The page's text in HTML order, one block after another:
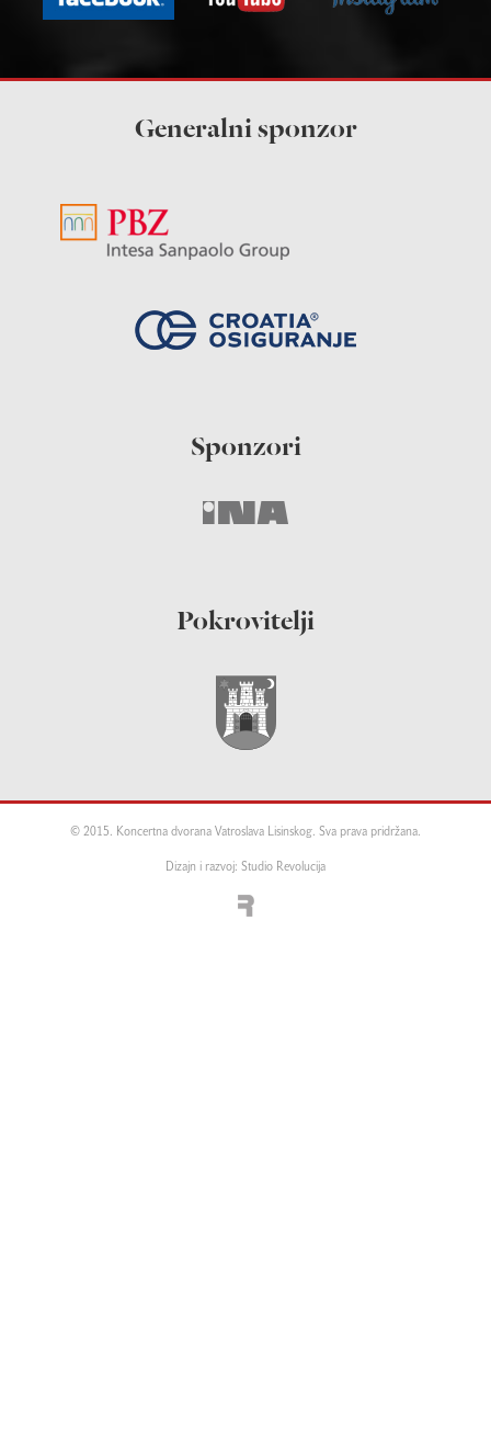
Generalni sponzor
Sponzori
Pokrovitelji
© 2015. Koncertna dvorana Vatroslava Lisinskog. Sva prava pridržana.
Dizajn i razvoj: Studio Revolucija